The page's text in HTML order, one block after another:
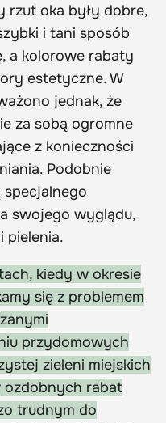
rzut oka były dobre,
i tani sposób
a kolorowe rabaty
estetyczne. W
jednak, że
za sobą ogromne
z konieczności
Podobnie
swojego wyglądu,
pielenia.
kiedy w okresie
się z problemem
przydomowych
zieleni miejskich
rabat
trudnym do